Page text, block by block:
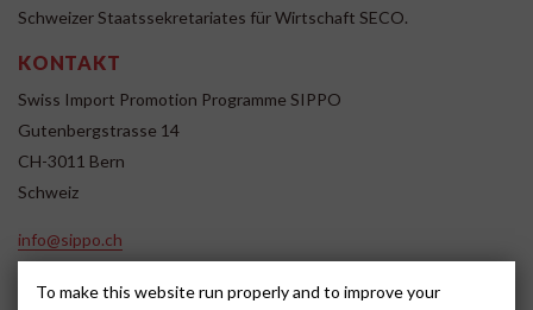
Schweizer Staatssekretariates für Wirtschaft SECO.
KONTAKT
Swiss Import Promotion Programme SIPPO
Gutenbergstrasse 14
CH-3011 Bern
Schweiz
info@sippo.ch
To make this website run properly and to improve your